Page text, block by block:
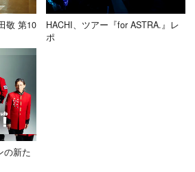
敬 第10
HACHI、ツアー『for ASTRA.』レ
ポ
の新た